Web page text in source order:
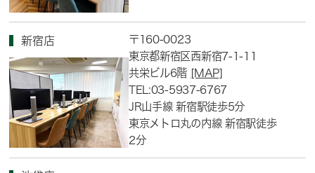
新宿店
〒160-0023
東京都新宿区西新宿7-1-11
共栄ビル6階 [MAP]
TEL:03-5937-6767
JR山手線 新宿駅徒歩5分
東京メトロ丸の内線 新宿駅徒歩
2分